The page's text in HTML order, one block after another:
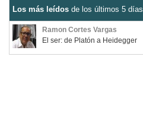
Los más leídos de los últimos 5 días
Ramon Cortes Vargas
El ser: de Platón a Heidegger